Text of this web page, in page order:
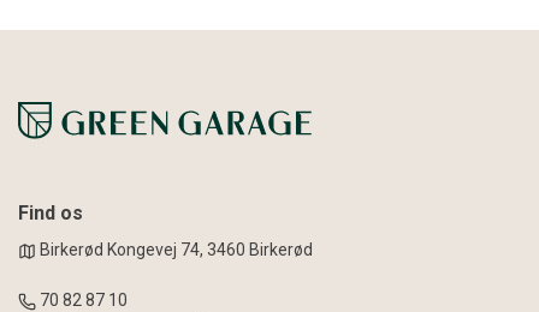
Find os
Birkerød Kongevej 74, 3460 Birkerød
70 82 87 10